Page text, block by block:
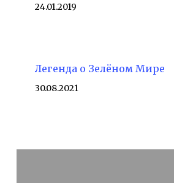
24.01.2019
Легенда о Зелёном Мире
30.08.2021